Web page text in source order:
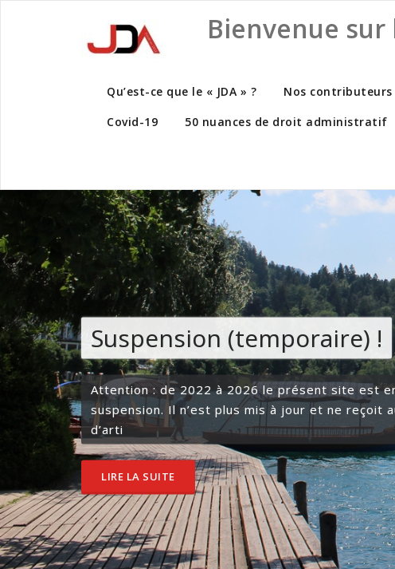
Bienvenue
Qu’est-ce que le « JDA » ? Nos contributeurs
Covid-19
50 nuances de droit administratif
Suspension (temporaire) !
Attention : de 2022 à 2026 le présent site est
suspension. Il n’est plus mis à jour et ne reçoit
d’arti
LIRE LA SUITE